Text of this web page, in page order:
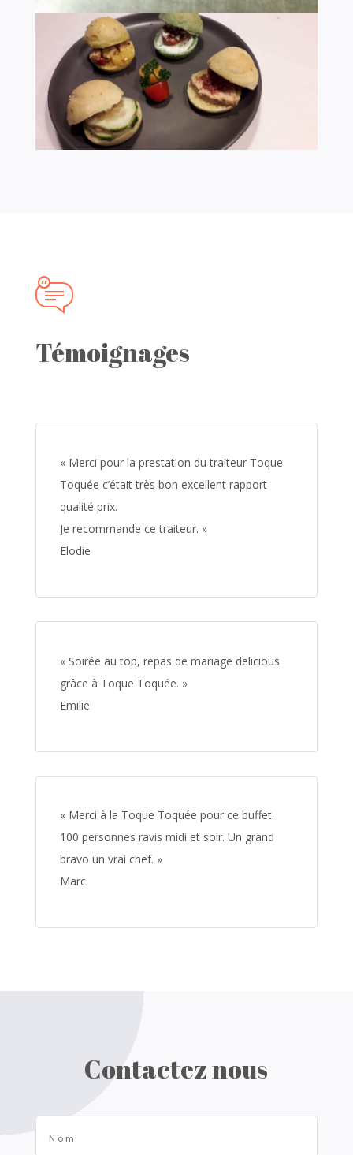
Témoignages
« Merci pour la prestation du traiteur Toque
Toquée c’était très bon excellent rapport
qualité prix.
Je recommande ce traiteur. »
Elodie
« Soirée au top, repas de mariage delicious
grâce à Toque Toquée. »
Emilie
« Merci à la Toque Toquée pour ce buffet.
100 personnes ravis midi et soir. Un grand
bravo un vrai chef. »
Marc
Contactez nous